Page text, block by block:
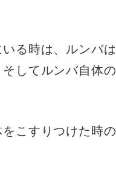
る時は、ルンバは
してルンバ自体の
こすりつけた時の